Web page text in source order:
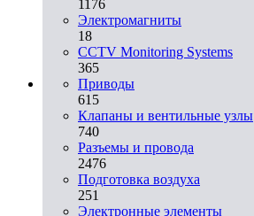
1176
Электромагниты
18
CCTV Monitoring Systems
365
Приводы
615
Клапаны и вентильные узлы
740
Разъемы и провода
2476
Подготовка воздуха
251
Электронные элементы